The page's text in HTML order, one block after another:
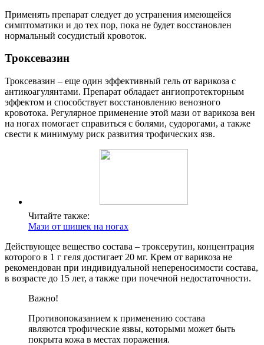
Применять препарат следует до устранения имеющейся
симптоматики и до тех пор, пока не будет восстановлен
нормальный сосудистый кровоток.
Троксевазин
Троксевазин – еще один эффективный гель от варикоза с
антикоагулянтами. Препарат обладает ангиопротекторным
эффектом и способствует восстановлению венозного
кровотока. Регулярное применение этой мази от варикоза вен
на ногах помогает справиться с болями, судорогами, а также
свести к минимуму риск развития трофических язв.
Читайте также:
Мази от шишек на ногах
Действующее вещество состава – троксерутин, концентрация
которого в 1 г геля достигает 20 мг. Крем от варикоза не
рекомендован при индивидуальной непереносимости состава,
в возрасте до 15 лет, а также при почечной недостаточности.
Важно!
Противопоказанием к применению состава
являются трофические язвы, которыми может быть
покрыта кожа в местах поражения.